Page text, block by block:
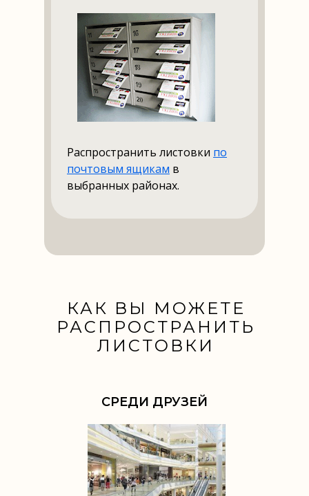
Распространить листовки по
почтовым ящикам в
выбранных районах.
КАК ВЫ МОЖЕТЕ
РАСПРОСТРАНИТЬ
ЛИСТОВКИ
СРЕДИ ДРУЗЕЙ